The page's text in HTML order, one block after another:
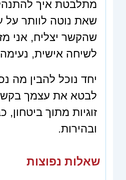
מתלבטת איך
שאת נוטה לוותר על
שהקשר יצליח, אני
לשיחה אישית,
יחד נוכל להבין מה
לבטא את עצמך
זוגיות מתוך ביטחון,
ובהירות.
שאלות נפוצות